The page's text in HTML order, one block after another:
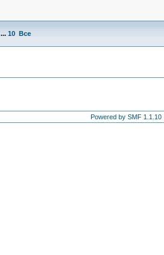
... 10 Все
Powered by SMF 1.1.10